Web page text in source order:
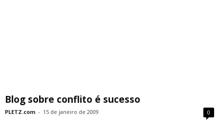
Blog sobre conflito é sucesso
PLETZ.com - 15 de janeiro de 2009 0